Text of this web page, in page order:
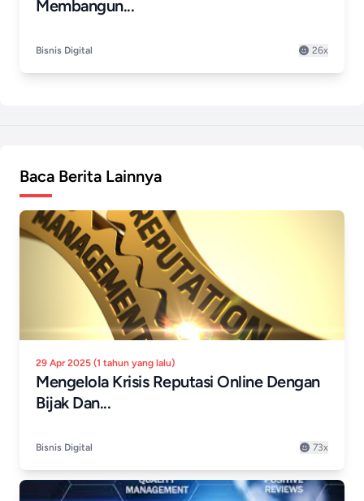
Membangun...
Bisnis Digital 26x
Baca Berita Lainnya
29 Apr 2025 (1 tahun yang lalu)
Mengelola Krisis Reputasi Online Dengan
Bijak Dan...
Bisnis Digital 73x